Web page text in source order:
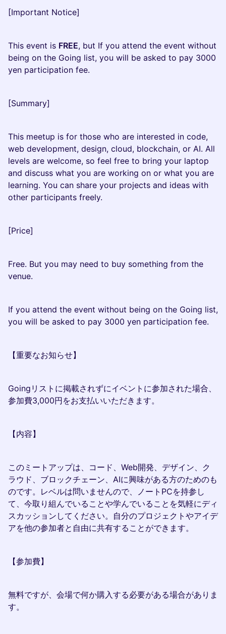
[Important Notice]
This event is FREE, but If you attend the event without
being on the Going list, you will be asked to pay 3000
yen participation fee.
[Summary]
This meetup is for those who are interested in code,
web development, design, cloud, blockchain, or AI. All
levels are welcome, so feel free to bring your laptop
and discuss what you are working on or what you are
learning. You can share your projects and ideas with
other participants freely.
[Price]
Free. But you may need to buy something from the
venue.
If you attend the event without being on the Going list,
you will be asked to pay 3000 yen participation fee.
【重要なお知らせ】
Goingリストに掲載されずにイベントに参加された場合、
参加費3,000円をお支払いいただきます。
【内容】
このミートアップは、コード、Web開発、デザイン、ク
ラウド、ブロックチェーン、AIに興味がある方のためのも
のです。レベルは問いませんので、ノートPCを持参し
て、今取り組んでいることや学んでいることを気軽にディ
スカッションしてください。自分のプロジェクトやアイデ
アを他の参加者と自由に共有することができます。
【参加費】
無料ですが、会場で何か購入する必要がある場合がありま
す。